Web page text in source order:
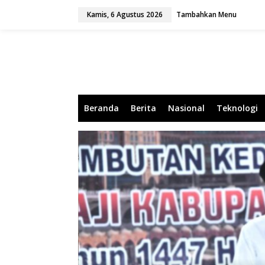
Kamis, 6 Agustus 2026 Tambahkan Menu
Beranda Berita Nasional Teknologi